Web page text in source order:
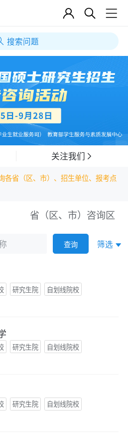
搜索问题
关注我们
各省（区、市）、招生单位、报考点
省（区、市）咨询区
查询 筛选
研究生院 自划线院校
研究生院 自划线院校
研究生院 自划线院校